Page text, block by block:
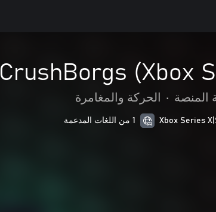
CrushBorgs (Xbox
المنصة • الحركة والمغامرة
1 من اللغات المدعمة